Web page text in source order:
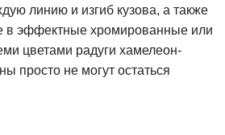
линию и изгиб кузова, а также
в эффектные хромированные или
цветами радуги хамелеон-
просто не могут остаться